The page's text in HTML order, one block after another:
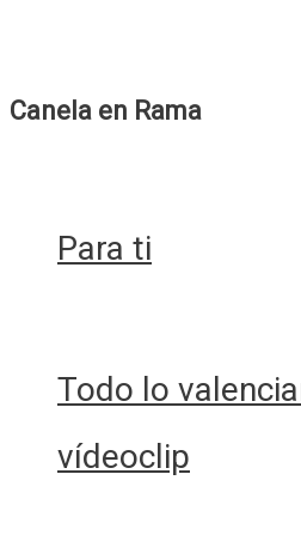
Canela en Rama
Para ti
Todo lo
vídeoclip